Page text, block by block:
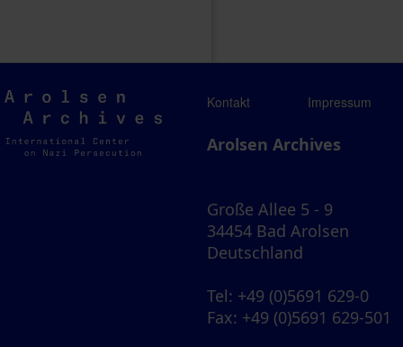
Arolsen
Archives
Kontakt Impressum
Arolsen Archives
Große Allee 5 - 9
34454 Bad Arolsen
Deutschland
Tel: +49 (0)5691 629-0
Fax: +49 (0)5691 629-501